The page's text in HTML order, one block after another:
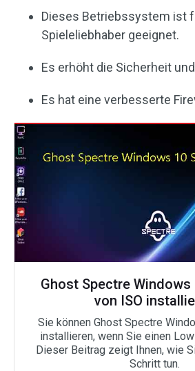
Dieses Betriebssystem ist
Spieleliebhaber geeignet.
Es erhöht die Sicherheit
Es hat eine verbesserte
Ghost Spectre Windows
von ISO
Sie können Ghost Spectre
installieren, wenn Sie einen
Dieser Beitrag zeigt Ihnen, wie
Schritt tun.